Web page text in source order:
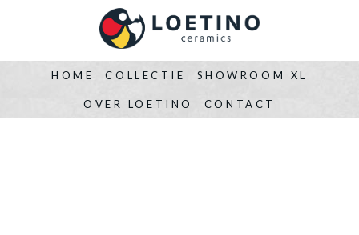
HOME COLLECTIE SHOWROOM XL
OVER LOETINO CONTACT